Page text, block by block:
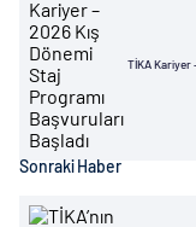
TİKA Kariyer
Sonraki Haber